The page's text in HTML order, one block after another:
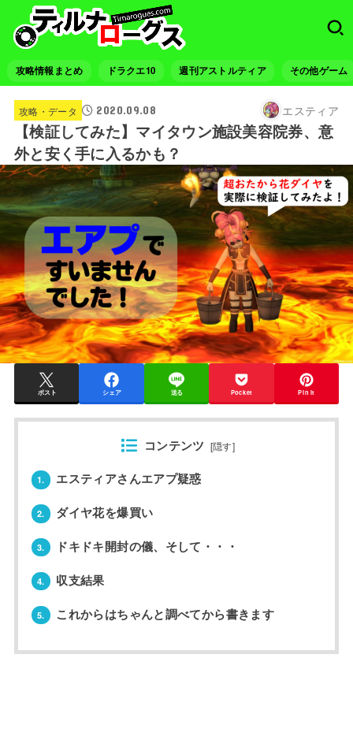
攻略情報まとめ ドラクエ10 週刊アストルティア その他ゲーム
攻略・データ 2020.09.08 エスティア
【検証してみた】マイタウン施設美容院券、意
外と安く手に入るかも？
ポスト シェア 送る Pocket Pin it
コンテンツ [隠す]
1. エスティアさんエアプ疑惑
2. ダイヤ花を爆買い
3. ドキドキ開封の儀、そして・・・
4. 収支結果
5. これからはちゃんと調べてから書きます